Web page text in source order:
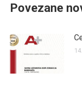
Povezane